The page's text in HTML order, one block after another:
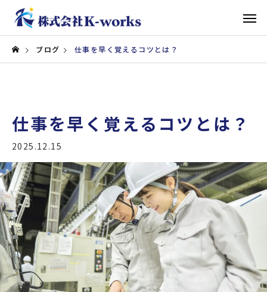
ブログ 仕事を早く覚えるコツとは？
仕事を早く覚えるコツとは？
2025.12.15